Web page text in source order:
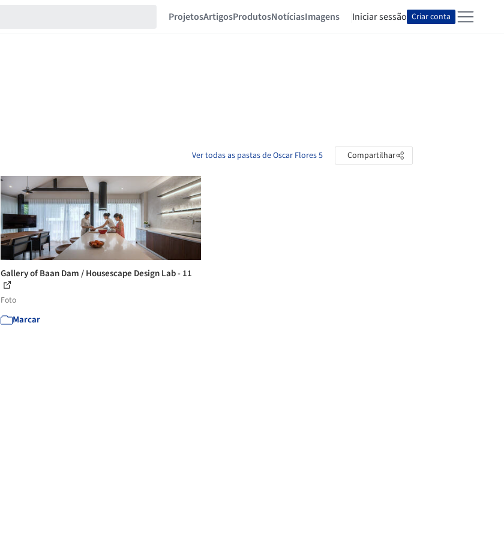
ProjetosArtigosProdutosNotíciasImagens Iniciar sessão Criar conta
Ver todas as pastas de Oscar Flores 5 Compartilhar
Gallery of Baan Dam / Housescape Design Lab - 11
Foto
Marcar